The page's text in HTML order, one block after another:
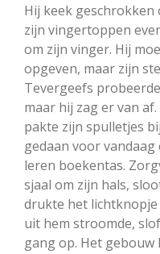
Hij keek
zijn vingertoppen
om zijn vinger. Hij
opgeven, maar zijn
Tevergeefs
maar hij zag er van
pakte zijn spulletjes
gedaan voor
leren boekentas.
sjaal om zijn hals,
drukte het lichtknopje
uit hem stroomde,
gang op. Het